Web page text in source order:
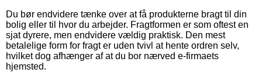
Du bør endvidere tænke over at få produkterne bragt til din
bolig eller til hvor du arbejder. Fragtformen er som oftest en
sjat dyrere, men endvidere vældig praktisk. Den mest
betalelige form for fragt er uden tvivl at hente ordren selv,
hvilket dog afhænger af at du bor nærved e-firmaets
hjemsted.